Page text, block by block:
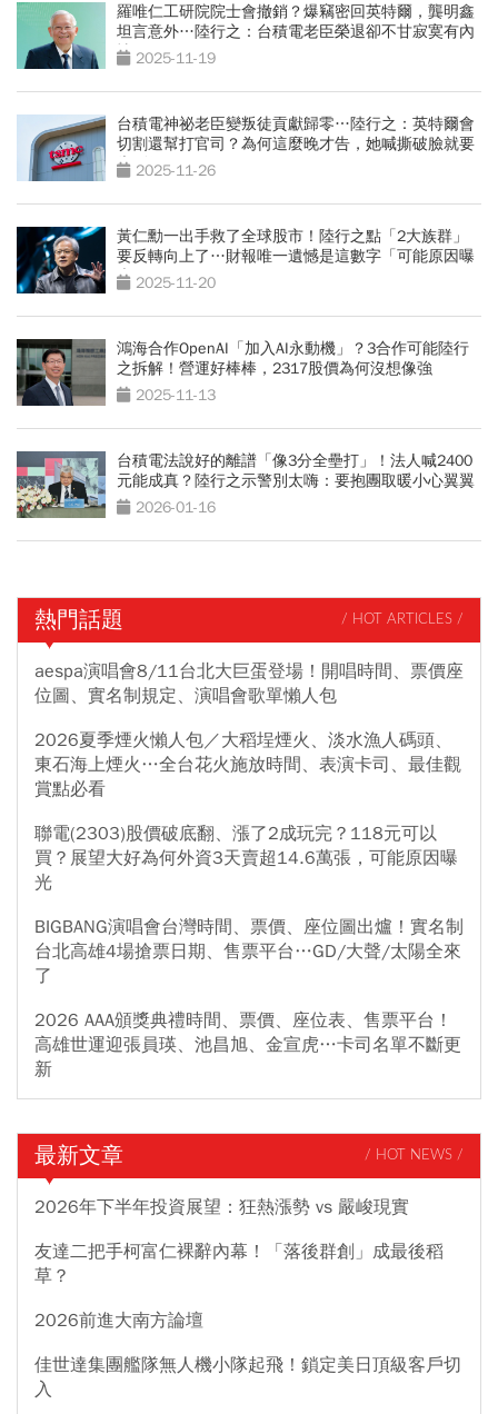
羅唯仁工研院院士會撤銷？爆竊密回英特爾，龔明鑫
坦言意外…陸行之：台積電老臣榮退卻不甘寂寞有內
情？2025-11-19
台積電神祕老臣變叛徒貢獻歸零…陸行之：英特爾會
切割還幫打官司？為何這麼晚才告，她喊撕破臉就要
告到倒
2025-11-26
黃仁勳一出手救了全球股市！陸行之點「2大族群」
要反轉向上了…財報唯一遺憾是這數字「可能原因曝
光」2025-11-20
鴻海合作OpenAI「加入AI永動機」？3合作可能陸行
之拆解！營運好棒棒，2317股價為何沒想像強
2025-11-13
台積電法說好的離譜「像3分全壘打」！法人喊2400
元能成真？陸行之示警別太嗨：要抱團取暖小心翼翼
2026-01-16
熱門話題 / HOT ARTICLES /
aespa演唱會8/11台北大巨蛋登場！開唱時間、票價座
位圖、實名制規定、演唱會歌單懶人包
2026夏季煙火懶人包／大稻埕煙火、淡水漁人碼頭、
東石海上煙火…全台花火施放時間、表演卡司、最佳觀
賞點必看
聯電(2303)股價破底翻、漲了2成玩完？118元可以
買？展望大好為何外資3天賣超14.6萬張，可能原因曝
光
BIGBANG演唱會台灣時間、票價、座位圖出爐！實名制
台北高雄4場搶票日期、售票平台…GD/大聲/太陽全來
了
2026 AAA頒獎典禮時間、票價、座位表、售票平台！
高雄世運迎張員瑛、池昌旭、金宣虎…卡司名單不斷更
新
最新文章 / HOT NEWS /
2026年下半年投資展望：狂熱漲勢 vs 嚴峻現實
友達二把手柯富仁裸辭內幕！「落後群創」成最後稻
草？
2026前進大南方論壇
佳世達集團艦隊無人機小隊起飛！鎖定美日頂級客戶切
入